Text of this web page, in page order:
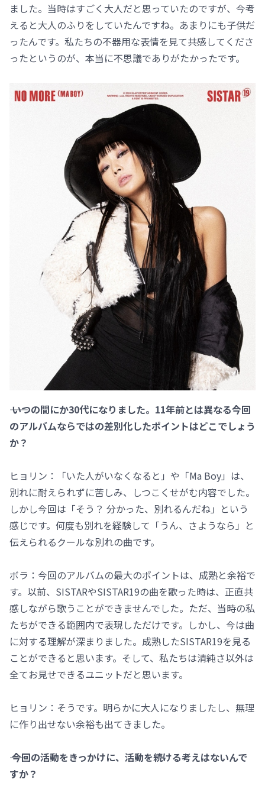
ました。当時はすごく大人だと思っていたのですが、今考
えると大人のふりをしていたんですね。あまりにも子供だ
ったんです。私たちの不器用な表情を見て共感してくださ
ったというのが、本当に不思議でありがたかったです。
―― いつの間にか30代になりました。11年前とは異なる今回
のアルバムならではの差別化したポイントはどこでしょう
か？
ヒョリン：「いた人がいなくなると」や「Ma Boy」は、
別れに耐えられずに苦しみ、しつこくせがむ内容でした。
しかし今回は「そう？ 分かった、別れるんだね」という
感じです。何度も別れを経験して「うん、さようなら」と
伝えられるクールな別れの曲です。
ボラ：今回のアルバムの最大のポイントは、成熟と余裕で
す。以前、SISTARやSISTAR19の曲を歌った時は、正直共
感しながら歌うことができませんでした。ただ、当時の私
たちができる範囲内で表現しただけです。しかし、今は曲
に対する理解が深まりました。成熟したSISTAR19を見る
ことができると思います。そして、私たちは清純さ以外は
全てお見せできるユニットだと思います。
ヒョリン：そうです。明らかに大人になりましたし、無理
に作り出せない余裕も出てきました。
―― 今回の活動をきっかけに、活動を続ける考えはないんで
すか？